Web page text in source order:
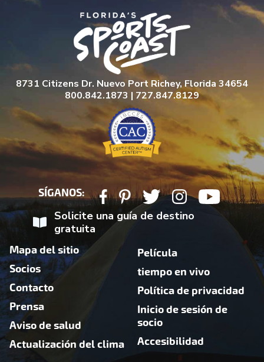
8731 Citizens Dr. Nuevo Port Richey, Florida 34654
800.842.1873 | 727.847.8129
SÍGANOS:
Solicite una guía de destino
gratuita
Mapa del sitio
Socios
Contacto
Prensa
Aviso de salud
Actualización del clima
Película
tiempo en vivo
Política de privacidad
Inicio de sesión de
socio
Accesibilidad